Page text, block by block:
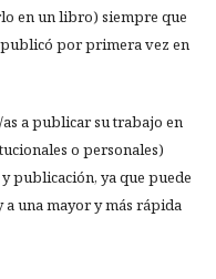
en un libro) siempre que
por primera vez en
a publicar su trabajo en
o personales)
publicación, ya que puede
una mayor y más rápida